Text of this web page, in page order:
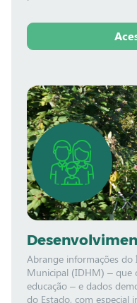
Abrange informações
Municipal (IDHM) – que
educação – e dados
do Estado, com especial